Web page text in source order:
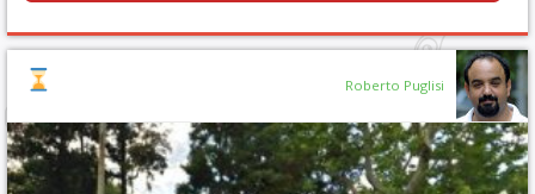
Roberto Puglisi